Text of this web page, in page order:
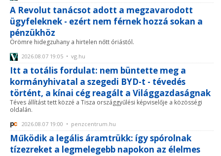
A Revolut tanácsot adott a megzavarodott
ügyfeleknek - ezért nem férnek hozzá sokan a
pénzükhöz
Örömre hidegzuhany a hirtelen nőtt óriástól.
2026.08.07 19:05 • vg.hu
Itt a totális fordulat: nem büntette meg a
kormányhivatal a szegedi BYD-t - tévedés
történt, a kínai cég reagált a Világgazdaságnak
Téves állítást tett közzé a Tisza országgyűlési képviselője a közösségi
oldalán.
2026.08.07 19:00 • penzcentrum.hu
Működik a legális áramtrükk: így spórolnak
tízezreket a legmelegebb napokon az élelmes